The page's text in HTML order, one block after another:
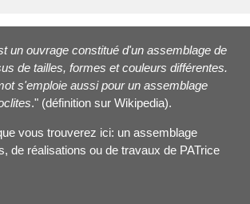
un ouvrage constitué d'un assemblage de
de tailles, formes et couleurs différentes.
s'emploie aussi pour un assemblage
." (définition sur Wikipedia).
vous trouverez ici: un assemblage
de réalisations ou de travaux de PATrice